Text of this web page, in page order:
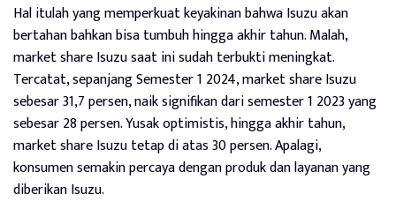
Hal itulah yang memperkuat keyakinan bahwa Isuzu akan
bertahan bahkan bisa tumbuh hingga akhir tahun. Malah,
market share Isuzu saat ini sudah terbukti meningkat.
Tercatat, sepanjang Semester 1 2024, market share Isuzu
sebesar 31,7 persen, naik signifikan dari semester 1 2023 yang
sebesar 28 persen. Yusak optimistis, hingga akhir tahun,
market share Isuzu tetap di atas 30 persen. Apalagi,
konsumen semakin percaya dengan produk dan layanan yang
diberikan Isuzu.